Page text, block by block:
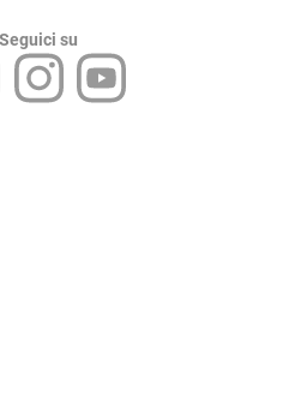
Seguici su